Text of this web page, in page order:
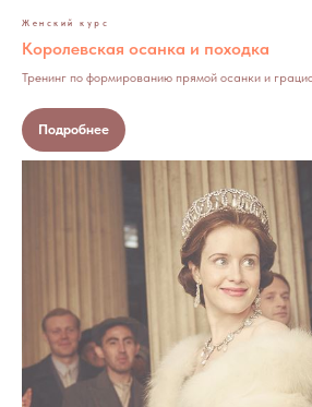
Женский курс
Королевская осанка и походка
Тренинг по формированию прямой осанки и
Подробнее